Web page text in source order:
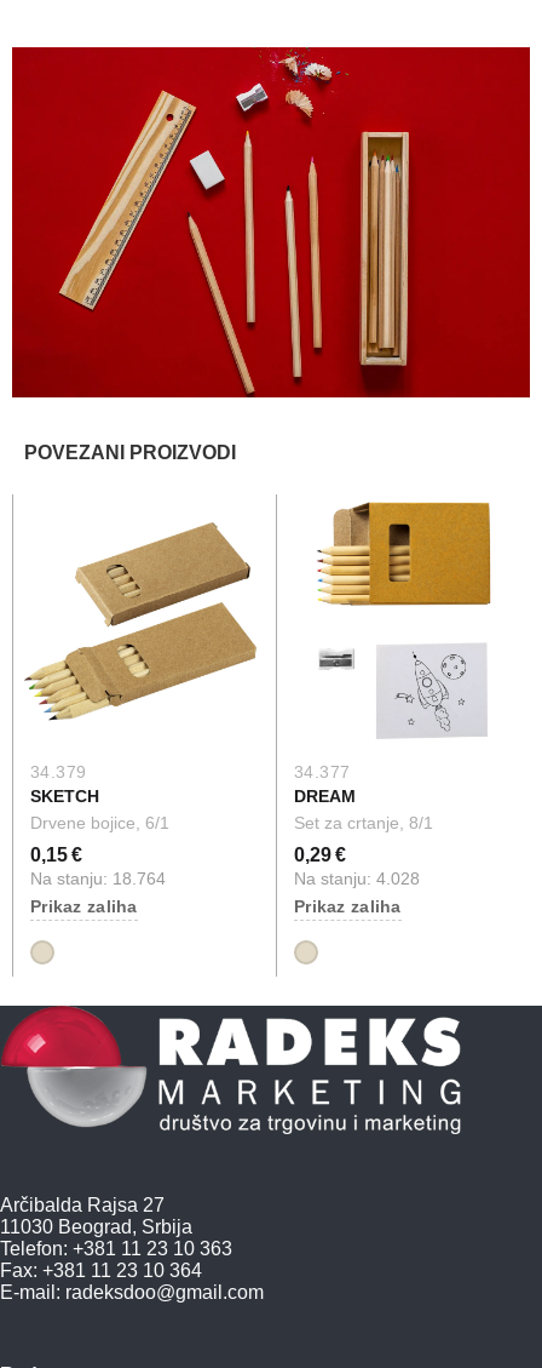
POVEZANI PROIZVODI
34.379
SKETCH
Drvene bojice, 6/1
0,15 €
Na stanju: 18.764
Prikaz zaliha
34.377
DREAM
Set za crtanje, 8/1
0,29 €
Na stanju: 4.028
Prikaz zaliha
Arčibalda Rajsa 27
11030 Beograd, Srbija
Telefon: +381 11 23 10 363
Fax: +381 11 23 10 364
E-mail: radeksdoo@gmail.com